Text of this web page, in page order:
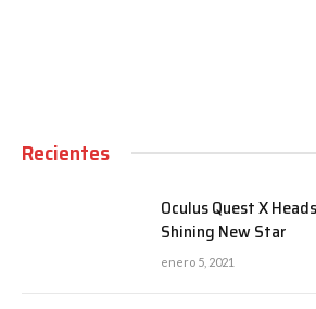
Recientes
Oculus Quest X
Shining New Star
enero 5, 2021